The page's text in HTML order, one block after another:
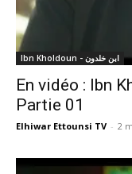
Ibn Kholdoun - ابن خلدون
En vidéo : Ibn
Partie 01
Elhiwar Ettounsi TV - 2